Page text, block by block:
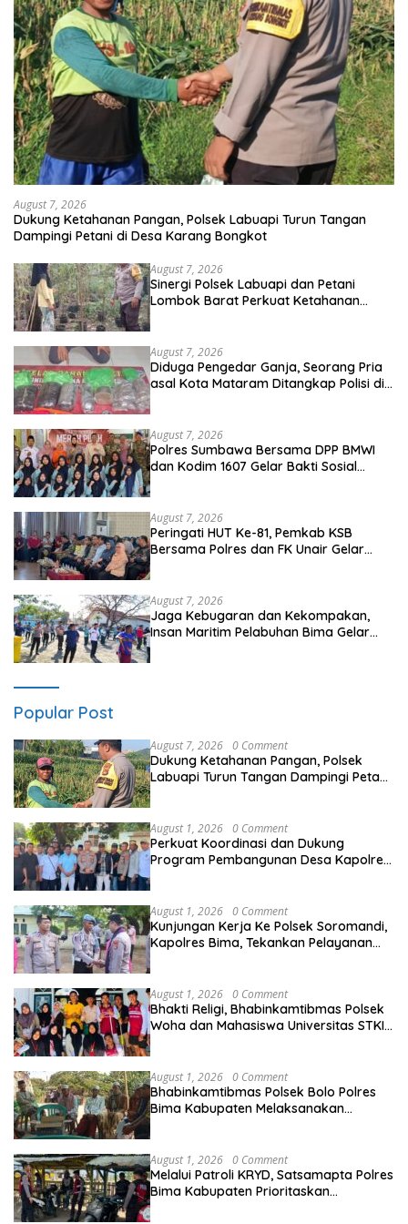
August 7, 2026
Dukung Ketahanan Pangan, Polsek Labuapi Turun Tangan
Dampingi Petani di Desa Karang Bongkot
August 7, 2026
Sinergi Polsek Labuapi dan Petani
Lombok Barat Perkuat Ketahanan
August 7, 2026
Diduga Pengedar Ganja, Seorang Pria
asal Kota Mataram Ditangkap Polisi di
August 7, 2026
Polres Sumbawa Bersama DPP BMWI
dan Kodim 1607 Gelar Bakti Sosial
August 7, 2026
Peringati HUT Ke-81, Pemkab KSB
Bersama Polres dan FK Unair Gelar
August 7, 2026
Jaga Kebugaran dan Kekompakan,
Insan Maritim Pelabuhan Bima Gelar
Popular Post
August 7, 2026 0 Comment
Dukung Ketahanan Pangan, Polsek
Labuapi Turun Tangan Dampingi Petani
August 1, 2026 0 Comment
Perkuat Koordinasi dan Dukung
Program Pembangunan Desa Kapolres
August 1, 2026 0 Comment
Kunjungan Kerja Ke Polsek Soromandi,
Kapolres Bima, Tekankan Pelayanan
August 1, 2026 0 Comment
Bhakti Religi, Bhabinkamtibmas Polsek
Woha dan Mahasiswa Universitas STKIP
August 1, 2026 0 Comment
Bhabinkamtibmas Polsek Bolo Polres
Bima Kabupaten Melaksanakan
August 1, 2026 0 Comment
Melalui Patroli KRYD, Satsamapta Polres
Bima Kabupaten Prioritaskan